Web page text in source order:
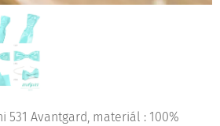
531 Avantgard, materiál : 100%